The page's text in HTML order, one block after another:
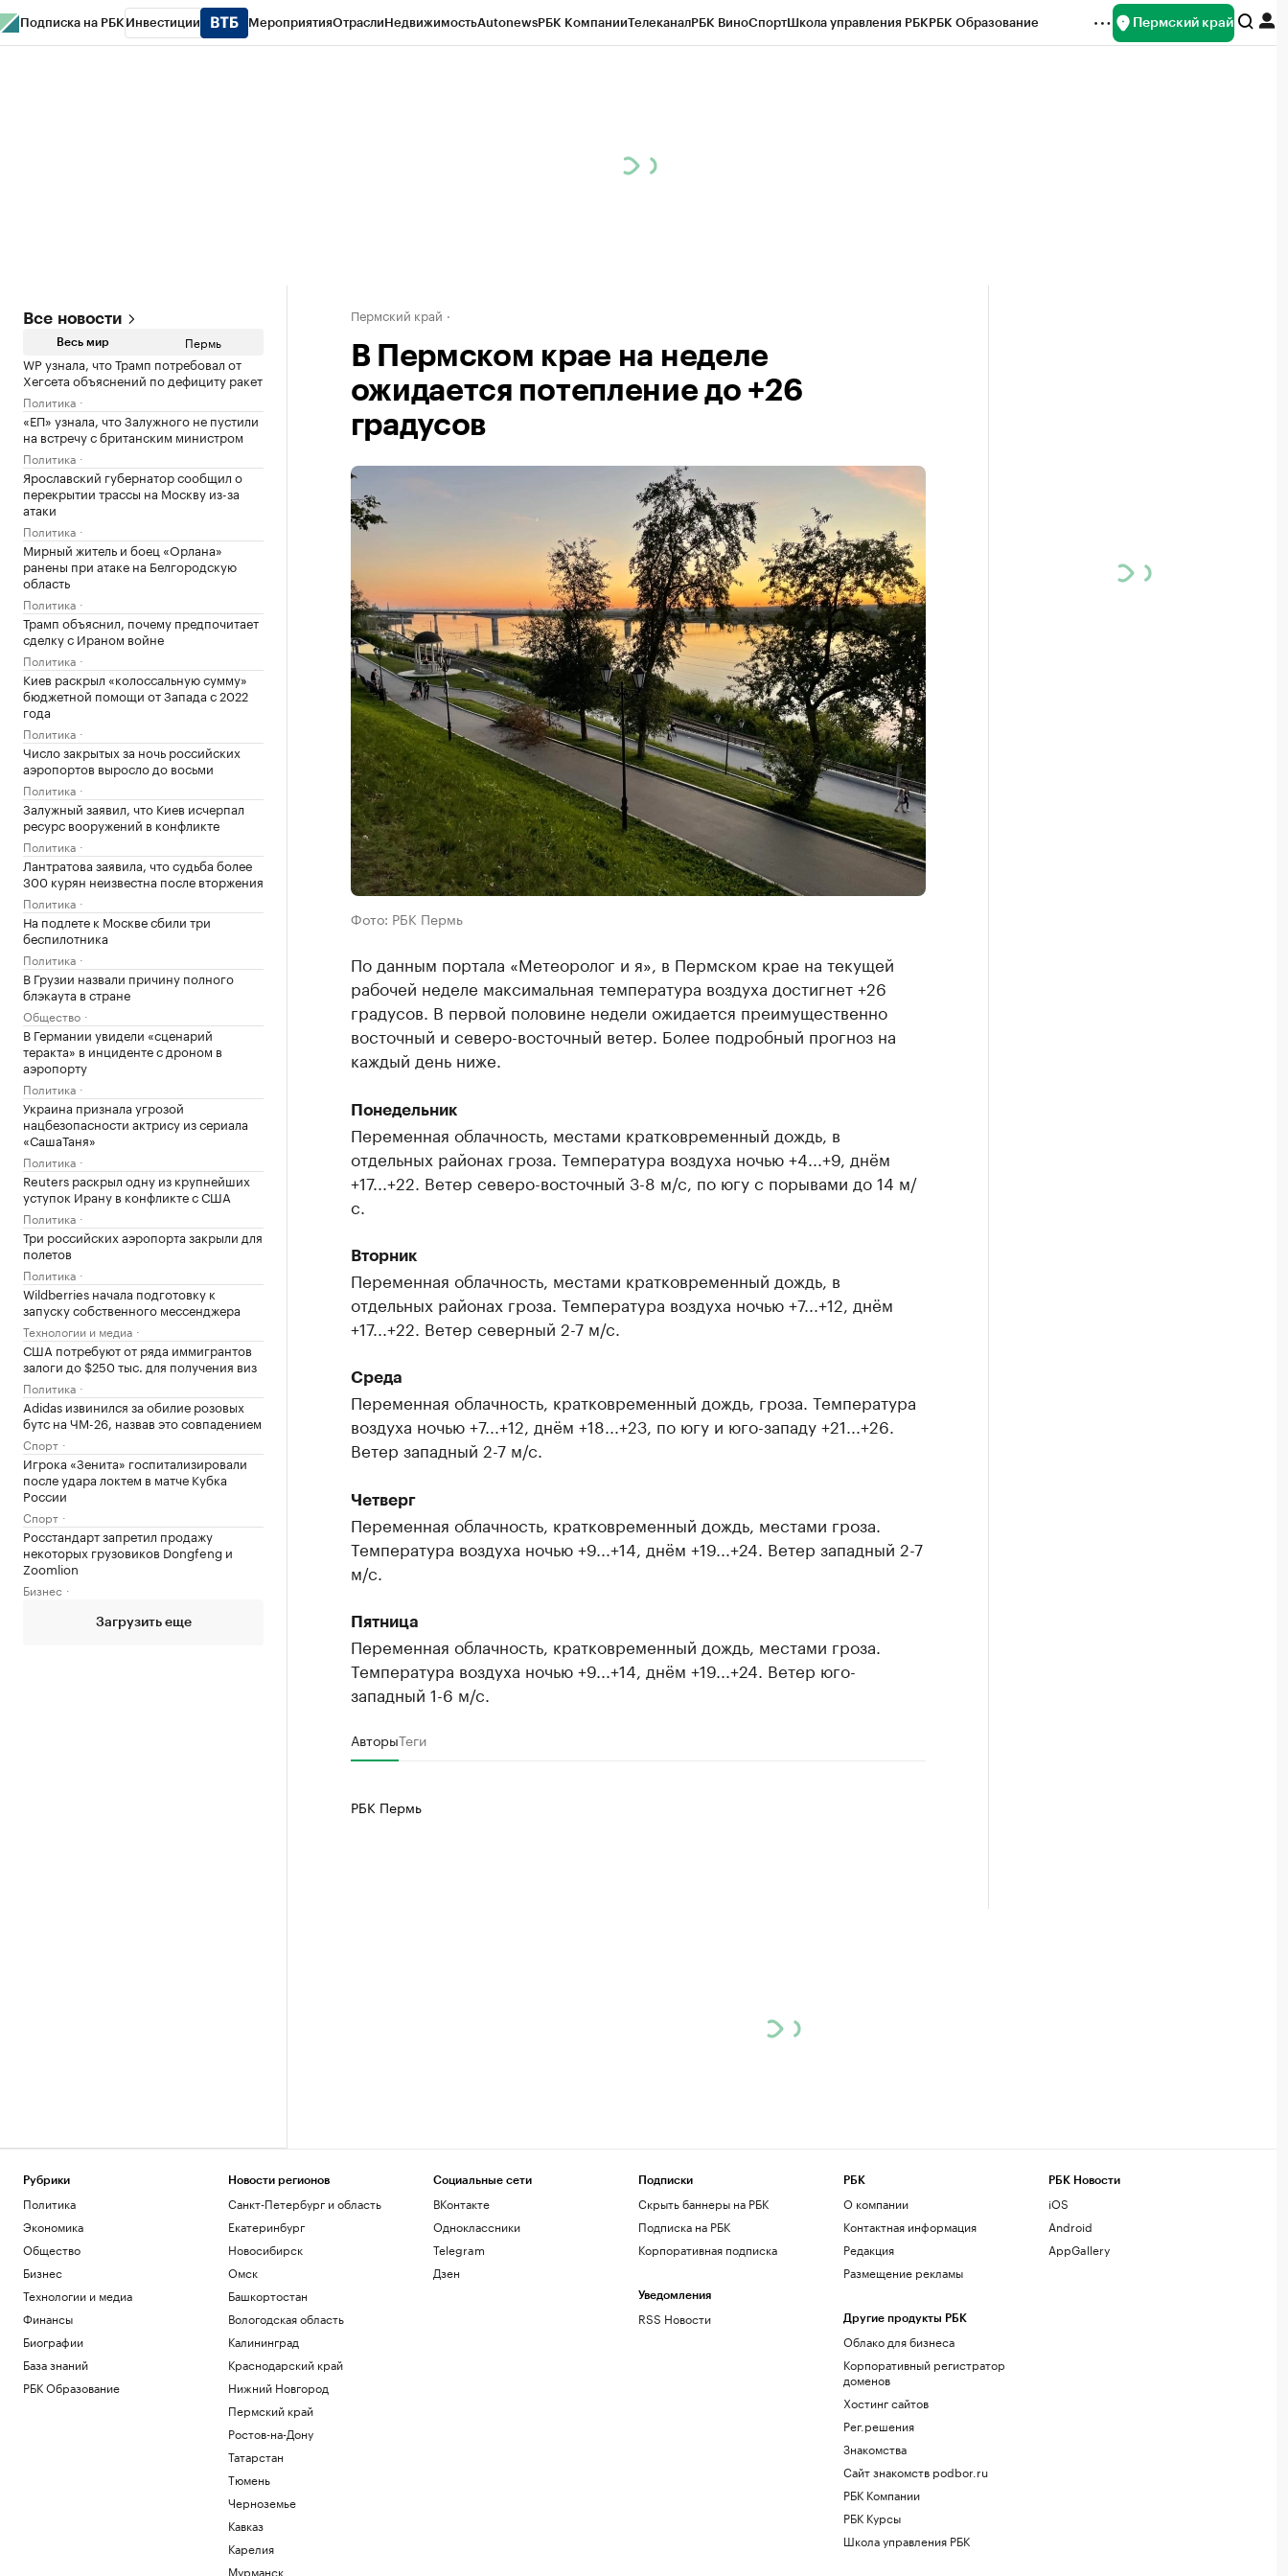
Подписка на РБК Инвестиции МероприятияОтраслиНедвижимостьAutonewsРБК КомпанииТелеканалРБК ВиноСпортШкола управления РБКРБК Образование Пермский край
Все новости
Весь мир Пермь
WP узнала, что Трамп потребовал от
Хегсета объяснений по дефициту ракет
Политика
«ЕП» узнала, что Залужного не пустили
на встречу с британским министром
Политика
Ярославский губернатор сообщил о
перекрытии трассы на Москву из-за
атаки
Политика
Мирный житель и боец «Орлана»
ранены при атаке на Белгородскую
область
Политика
Трамп объяснил, почему предпочитает
сделку с Ираном войне
Политика
Киев раскрыл «колоссальную сумму»
бюджетной помощи от Запада с 2022
года
Политика
Число закрытых за ночь российских
аэропортов выросло до восьми
Политика
Залужный заявил, что Киев исчерпал
ресурс вооружений в конфликте
Политика
Лантратова заявила, что судьба более
300 курян неизвестна после вторжения
Политика
На подлете к Москве сбили три
беспилотника
Политика
В Грузии назвали причину полного
блэкаута в стране
Общество
В Германии увидели «сценарий
теракта» в инциденте с дроном в
аэропорту
Политика
Украина признала угрозой
нацбезопасности актрису из сериала
«СашаТаня»
Политика
Reuters раскрыл одну из крупнейших
уступок Ирану в конфликте с США
Политика
Три российских аэропорта закрыли для
полетов
Политика
Wildberries начала подготовку к
запуску собственного мессенджера
Технологии и медиа
США потребуют от ряда иммигрантов
залоги до $250 тыс. для получения виз
Политика
Adidas извинился за обилие розовых
бутс на ЧМ-26, назвав это совпадением
Спорт
Игрока «Зенита» госпитализировали
после удара локтем в матче Кубка
России
Спорт
Росстандарт запретил продажу
некоторых грузовиков Dongfeng и
Zoomlion
Бизнес
Загрузить еще
Пермский край
В Пермском крае на неделе
ожидается потепление до +26
градусов
Фото: РБК Пермь
По данным портала «Метеоролог и я», в Пермском крае на текущей
рабочей неделе максимальная температура воздуха достигнет +26
градусов. В первой половине недели ожидается преимущественно
восточный и северо-восточный ветер. Более подробный прогноз на
каждый день ниже.
Понедельник
Переменная облачность, местами кратковременный дождь, в
отдельных районах гроза. Температура воздуха ночью +4...+9, днём
+17...+22. Ветер северо-восточный 3-8 м/с, по югу с порывами до 14 м/
с.
Вторник
Переменная облачность, местами кратковременный дождь, в
отдельных районах гроза. Температура воздуха ночью +7...+12, днём
+17...+22. Ветер северный 2-7 м/с.
Среда
Переменная облачность, кратковременный дождь, гроза. Температура
воздуха ночью +7...+12, днём +18...+23, по югу и юго-западу +21...+26.
Ветер западный 2-7 м/с.
Четверг
Переменная облачность, кратковременный дождь, местами гроза.
Температура воздуха ночью +9...+14, днём +19...+24. Ветер западный 2-7
м/с.
Пятница
Переменная облачность, кратковременный дождь, местами гроза.
Температура воздуха ночью +9...+14, днём +19...+24. Ветер юго-
западный 1-6 м/с.
АвторыТеги
РБК Пермь
Рубрики
Политика
Экономика
Общество
Бизнес
Технологии и медиа
Финансы
Биографии
База знаний
РБК Образование
Новости регионов
Санкт-Петербург и область
Екатеринбург
Новосибирск
Омск
Башкортостан
Вологодская область
Калининград
Краснодарский край
Нижний Новгород
Пермский край
Ростов-на-Дону
Татарстан
Тюмень
Черноземье
Кавказ
Карелия
Мурманск
Социальные сети
ВКонтакте
Одноклассники
Telegram
Дзен
Подписки
Скрыть баннеры на РБК
Подписка на РБК
Корпоративная подписка
Уведомления
RSS Новости
РБК
О компании
Контактная информация
Редакция
Размещение рекламы
Другие продукты РБК
Облако для бизнеса
Корпоративный регистратор
доменов
Хостинг сайтов
Рег.решения
Знакомства
Сайт знакомств podbor.ru
РБК Компании
РБК Курсы
Школа управления РБК
РБК Новости
iOS
Android
AppGallery